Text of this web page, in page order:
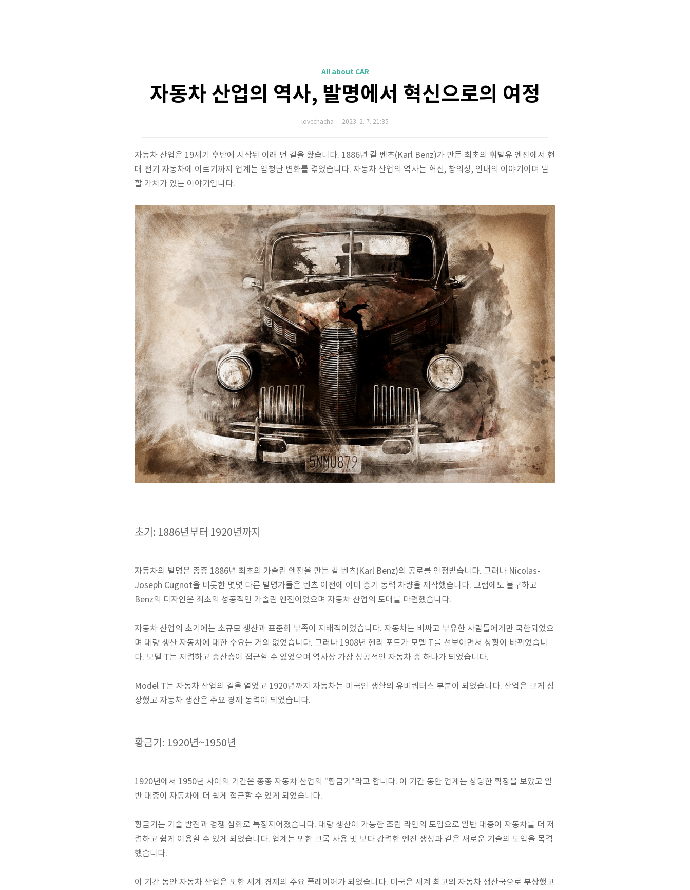
All about CAR
자동차 산업의 역사, 발명에서 혁신으로의 여정
lovechacha 2023. 2. 7. 21:35
자동차 산업은 19세기 후반에 시작된 이래 먼 길을 왔습니다. 1886년 칼 벤츠(Karl Benz)가 만든 최초의 휘발유 엔진에서 현
대 전기 자동차에 이르기까지 업계는 엄청난 변화를 겪었습니다. 자동차 산업의 역사는 혁신, 창의성, 인내의 이야기이며 말
할 가치가 있는 이야기입니다.
초기: 1886년부터 1920년까지
자동차의 발명은 종종 1886년 최초의 가솔린 엔진을 만든 칼 벤츠(Karl Benz)의 공로를 인정받습니다. 그러나 Nicolas-
Joseph Cugnot을 비롯한 몇몇 다른 발명가들은 벤츠 이전에 이미 증기 동력 차량을 제작했습니다. 그럼에도 불구하고
Benz의 디자인은 최초의 성공적인 가솔린 엔진이었으며 자동차 산업의 토대를 마련했습니다.
자동차 산업의 초기에는 소규모 생산과 표준화 부족이 지배적이었습니다. 자동차는 비싸고 부유한 사람들에게만 국한되었으
며 대량 생산 자동차에 대한 수요는 거의 없었습니다. 그러나 1908년 헨리 포드가 모델 T를 선보이면서 상황이 바뀌었습니
다. 모델 T는 저렴하고 중산층이 접근할 수 있었으며 역사상 가장 성공적인 자동차 중 하나가 되었습니다.
Model T는 자동차 산업의 길을 열었고 1920년까지 자동차는 미국인 생활의 유비쿼터스 부분이 되었습니다. 산업은 크게 성
장했고 자동차 생산은 주요 경제 동력이 되었습니다.
황금기: 1920년~1950년
1920년에서 1950년 사이의 기간은 종종 자동차 산업의 "황금기"라고 합니다. 이 기간 동안 업계는 상당한 확장을 보았고 일
반 대중이 자동차에 더 쉽게 접근할 수 있게 되었습니다.
황금기는 기술 발전과 경쟁 심화로 특징지어졌습니다. 대량 생산이 가능한 조립 라인의 도입으로 일반 대중이 자동차를 더 저
렴하고 쉽게 이용할 수 있게 되었습니다. 업계는 또한 크롬 사용 및 보다 강력한 엔진 생성과 같은 새로운 기술의 도입을 목격
했습니다.
이 기간 동안 자동차 산업은 또한 세계 경제의 주요 플레이어가 되었습니다. 미국은 세계 최고의 자동차 생산국으로 부상했고